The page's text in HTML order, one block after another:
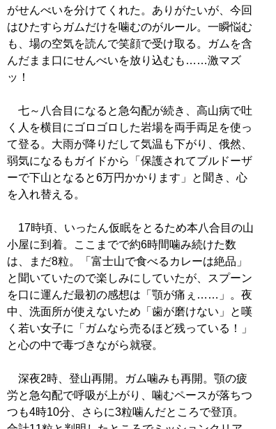
がせんべいを分けてくれた。ありがたいが、今回
はひたすらガムだけを噛むのがルール。一瞬悩む
も、場の空気を読んで笑顔で受け取る。ガムを含
んだまま口にせんべいを放り込むも……激マズ
ッ！
七～八合目になると急勾配が続き、高山病で吐
く人を横目にゴロゴロした岩場を両手両足を使っ
て登る。大雨が降りだして気温も下がり、俄然、
弱気になるもガイドから「保護されてブルドーザ
ーで下山となると6万円かかります」と聞き、心
を入れ替える。
17時頃、いったん仮眠をとるため本八合目の山
小屋に到着。ここまでで約6時間噛み続けた数
は、まだ8粒。「富士山で食べるカレーは絶品」
と聞いていたので楽しみにしていたが、スプーン
を口に運んだ最初の感想は「顎が痛ぇ……」。夜
中、洗面所が使えないため「歯が磨けない」と嘆
く若い女子に「ガムなら売るほど残っている！」
と心の中で毒づきながら就寝。
深夜2時、登山再開。ガム噛みも再開。顎の疲
労と急勾配で呼吸が上がり、噛むペースが落ちつ
つも4時10分、さらに3粒噛んだところで登頂。